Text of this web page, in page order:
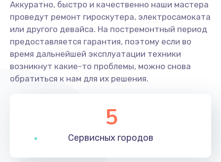
Аккуратно, быстро и качественно наши мастера
проведут ремонт гироскутера, электросамоката
или другого девайса. На постремонтный период
предоставляется гарантия, поэтому если во
время дальнейшей эксплуатации техники
возникнут какие-то проблемы, можно снова
обратиться к нам для их решения.
5
Сервисных городов